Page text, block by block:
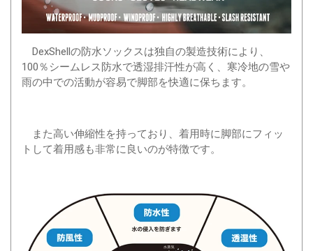
DexShellの防水ソックスは独自の製造技術により、
100％シームレス防水で透湿排汗性が高く、寒冷地の雪や
雨の中での活動が容易で脚部を快適に保ちます。
また高い伸縮性を持っており、着用時に脚部にフィッ
トして着用感も非常に良いのが特徴です。